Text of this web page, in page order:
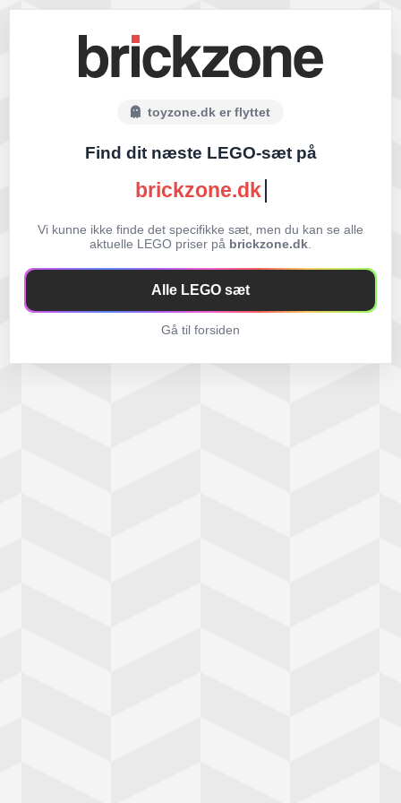
toyzone.dk er flyttet
Find dit næste LEGO-sæt på
brickzone.dk
Vi kunne ikke finde det specifikke sæt, men du kan se alle
aktuelle LEGO priser på brickzone.dk
Alle LEGO sæt
Gå til forsiden